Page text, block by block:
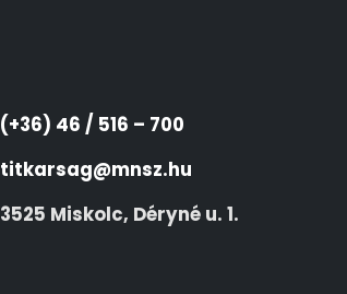
(+36) 46 / 516 – 700
titkarsag@mnsz.hu
3525 Miskolc, Déryné u. 1.